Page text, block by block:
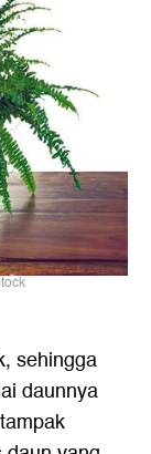
sehingga
daunnya